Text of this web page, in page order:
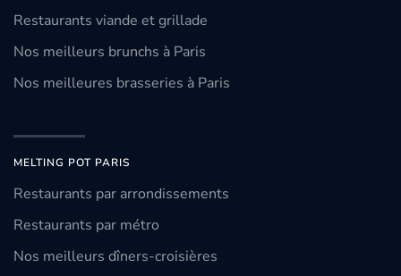
Restaurants viande et grillade
Nos meilleurs brunchs à Paris
Nos meilleures brasseries à Paris
MELTING POT PARIS
Restaurants par arrondissements
Restaurants par métro
Nos meilleurs dîners-croisières